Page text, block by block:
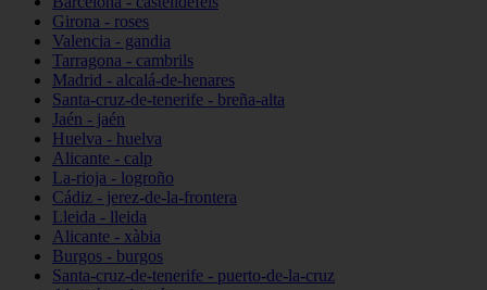
Girona - roses
Valencia - gandia
Tarragona - cambrils
Madrid - alcalá-de-henares
Santa-cruz-de-tenerife - breña-alta
Jaén - jaén
Huelva - huelva
Alicante - calp
La-rioja - logroño
Cádiz - jerez-de-la-frontera
Lleida - lleida
Alicante - xàbia
Burgos - burgos
Santa-cruz-de-tenerife - puerto-de-la-cruz